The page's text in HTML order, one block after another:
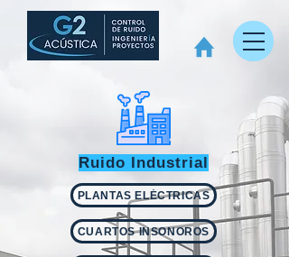
Ruido Industrial
PLANTAS ELÉCTRICAS
CUARTOS INSONOROS